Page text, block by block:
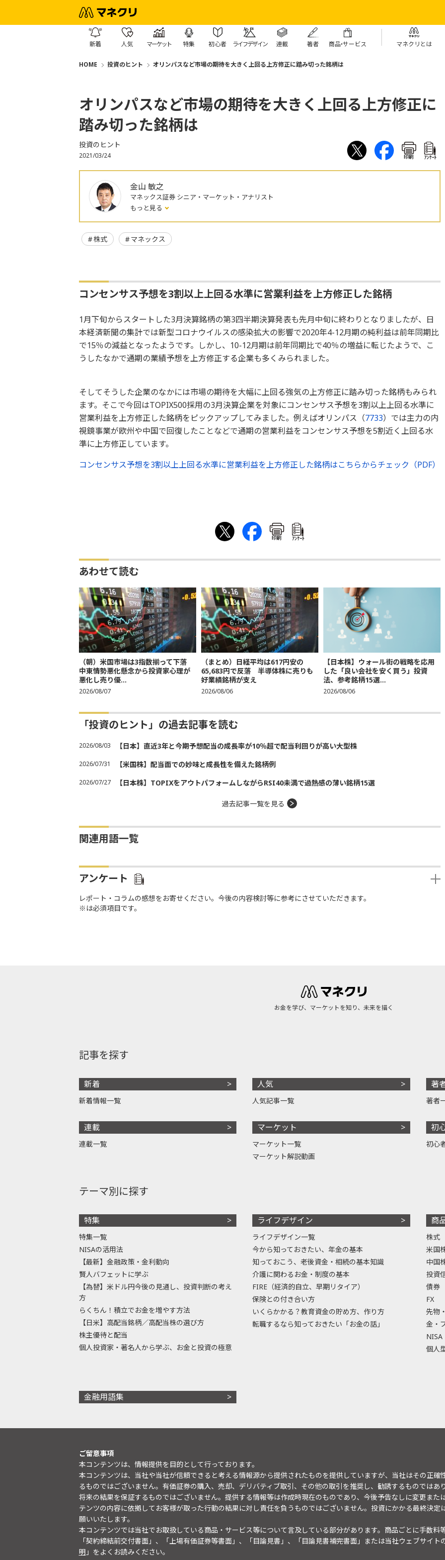
新着 人気 マーケット 特集 初心者 ライフデザイン 連載 著者 商品・サービス マネクリとは
HOME 投資のヒント オリンパスなど市場の期待を大きく上回る上方修正に踏み切った銘柄は
オリンパスなど市場の期待を大きく上回る上方修正に
踏み切った銘柄は
投資のヒント
2021/03/24 印刷 ｱﾝｹｰﾄ
金山 敏之
マネックス証券 シニア・マーケット・アナリスト
もっと見る
株式 マネックス
コンセンサス予想を3割以上上回る水準に営業利益を上方修正した銘柄
1月下旬からスタートした3月決算銘柄の第3四半期決算発表も先月中旬に終わりとなりましたが、日
本経済新聞の集計では新型コロナウイルスの感染拡大の影響で2020年4-12月期の純利益は前年同期比
で15％の減益となったようです。しかし、10-12月期は前年同期比で40％の増益に転じたようで、こ
うしたなかで通期の業績予想を上方修正する企業も多くみられました。
そしてそうした企業のなかには市場の期待を大幅に上回る強気の上方修正に踏み切った銘柄もみられ
ます。そこで今回はTOPIX500採用の3月決算企業を対象にコンセンサス予想を3割以上上回る水準に
営業利益を上方修正した銘柄をピックアップしてみました。例えばオリンパス（7733）では主力の内
視鏡事業が欧州や中国で回復したことなどで通期の営業利益をコンセンサス予想を5割近く上回る水
準に上方修正しています。
コンセンサス予想を3割以上上回る水準に営業利益を上方修正した銘柄はこちらからチェック（PDF）
印刷 ｱﾝｹｰﾄ
あわせて読む
（朝）米国市場は3指数揃って下落
中東情勢悪化懸念から投資家心理が
悪化し売り優...
2026/08/07
（まとめ）日経平均は617円安の
65,683円で反落 半導体株に売りも
好業績銘柄が支え
2026/08/06
【日本株】ウォール街の戦略を応用
した「良い会社を安く買う」投資
法、参考銘柄15選...
2026/08/06
「投資のヒント」の過去記事を読む
2026/08/03 【日本】直近3年と今期予想配当の成長率が10％超で配当利回りが高い大型株
2026/07/31 【米国株】配当面での妙味と成長性を備えた銘柄例
2026/07/27 【日本株】TOPIXをアウトパフォームしながらRSI40未満で過熱感の薄い銘柄15選
過去記事一覧を見る
関連用語一覧
アンケート
レポート・コラムの感想をお寄せください。今後の内容検討等に参考にさせていただきます。
※は必須項目です。
お金を学び、マーケットを知り、未来を描く
記事を探す
新着
新着情報一覧
連載
連載一覧
人気
人気記事一覧
マーケット
マーケット一覧
マーケット解説動画
著
著者
初
初心
テーマ別に探す
特集
特集一覧
NISAの活用法
【最新】金融政策・金利動向
賢人バフェットに学ぶ
【為替】米ドル円今後の見通し、投資判断の考え
方
らくちん！積立でお金を増やす方法
【日米】高配当銘柄／高配当株の選び方
株主優待と配当
個人投資家・著名人から学ぶ、お金と投資の極意
ライフデザイン
ライフデザイン一覧
今から知っておきたい、年金の基本
知っておこう、老後資金・相続の基本知識
介護に関わるお金・制度の基本
FIRE（経済的自立、早期リタイア）
保険との付き合い方
いくらかかる？教育資金の貯め方、作り方
転職するなら知っておきたい「お金の話」
商
株式
米国
中国
投資
債券
FX
先物
金・
NISA
個人
金融用語集
ご留意事項
本コンテンツは、情報提供を目的として行っております。
本コンテンツは、当社や当社が信頼できると考える情報源から提供されたものを提供していますが、当社はその正
るものではございません。有価証券の購入、売却、デリバティブ取引、その他の取引を推奨し、勧誘するものでは
将来の結果を保証するものではございません。提供する情報等は作成時現在のものであり、今後予告なしに変更また
テンツの内容に依拠してお客様が取った行動の結果に対し責任を負うものではございません。投資にかかる最終決
願いいたします。
本コンテンツでは当社でお取扱している商品・サービス等について言及している部分があります。商品ごとに手数料
「契約締結前交付書面」、「上場有価証券等書面」、「目論見書」、「目論見書補完書面」または当社ウェブサイト
明 」をよくお読みください。